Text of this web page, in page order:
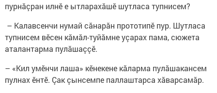
пурнӑçран илнӗ е ытларахăшӗ шутласа тупнисем?
– Калавсенчи нумай сăнарăн прототипӗ пур. Шутласа
тупнисем вӗсен кăмăл-туйăмне уçарах пама, сюжета
аталантарма пулăшаççӗ.
– «Кил умӗнчи лаша» кӗнекене кăларма пулӑшакансем
пулнах ӗнтӗ. Çак çынсемпе паллаштарса хӑварсамăр.